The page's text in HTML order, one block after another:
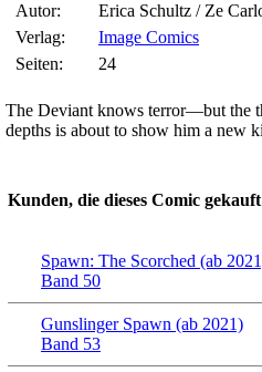
Autor:
Erica Schultz / Ze
Verlag:
Image Comics
Seiten:
24
The Deviant knows terror—but the
depths is about to show him a new
Kunden, die dieses Comic
Spawn: The Scorched (ab
Band 50
Gunslinger Spawn (ab 2021)
Band 53